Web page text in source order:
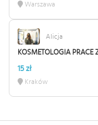
Warszawa
Alicja
KOSMETOLOGIA
15 zł
Kraków